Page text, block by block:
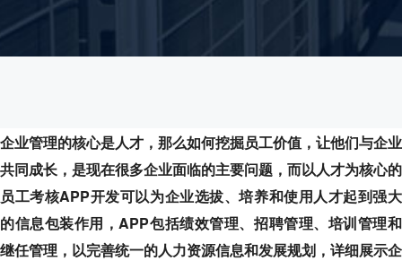
企业管理的核心是人才，那么如何挖掘员工价值，让他们与企业
共同成长，是现在很多企业面临的主要问题，而以人才为核心的
员工考核APP开发可以为企业选拔、培养和使用人才起到强大
的信息包装作用，APP包括绩效管理、招聘管理、培训管理和
继任管理，以完善统一的人力资源信息和发展规划，详细展示企